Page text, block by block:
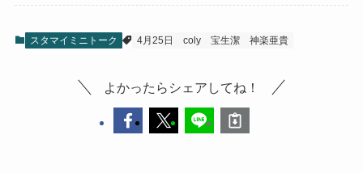
スタマイミニトーク 4月25日 coly 宝生潔 神楽亜貴
よかったらシェアしてね！